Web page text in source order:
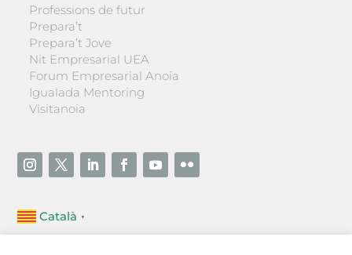
Professions de futur
Prepara’t
Prepara’t Jove
Nit Empresarial UEA
Forum Empresarial Anoia
Igualada Mentoring
Visitanoia
Català ▼